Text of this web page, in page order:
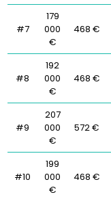
#7
179
000
€
468 €
#8
192
000
€
468 €
#9
207
000
€
572 €
#10
199
000
€
468 €